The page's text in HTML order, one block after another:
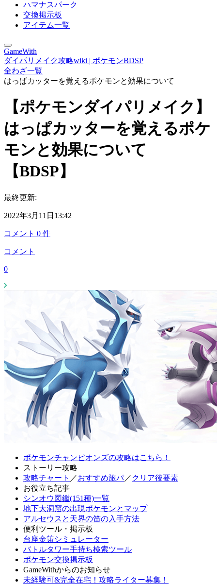
ハマナスパーク
交換掲示板
アイテム一覧
GameWith
ダイパリメイク攻略wiki | ポケモンBDSP
全わざ一覧
はっぱカッターを覚えるポケモンと効果について
【ポケモンダイパリメイク】
はっぱカッターを覚えるポケ
モンと効果について
【BDSP】
最終更新:
2022年3月11日13:42
コメント 0 件
コメント
0
ポケモンチャンピオンズの攻略はこちら！
ストーリー攻略
攻略チャート ／おすすめ旅パ／ クリア後要素
お役立ち記事
シンオウ図鑑(151種)一覧
地下大洞窟の出現ポケモンとマップ
アルセウスと天界の笛の入手方法
便利ツール・掲示板
台座金策シミュレーター
バトルタワー手持ち検索ツール
ポケモン交換掲示板
GameWithからのお知らせ
未経験可&完全在宅！攻略ライター募集！